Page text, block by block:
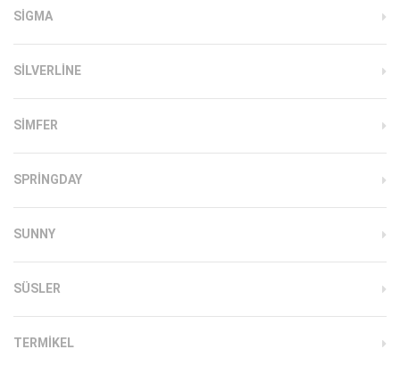
SIGMA
SILVERLINE
SIMFER
SPRINGDAY
SUNNY
SÜSLER
TERMIKEL